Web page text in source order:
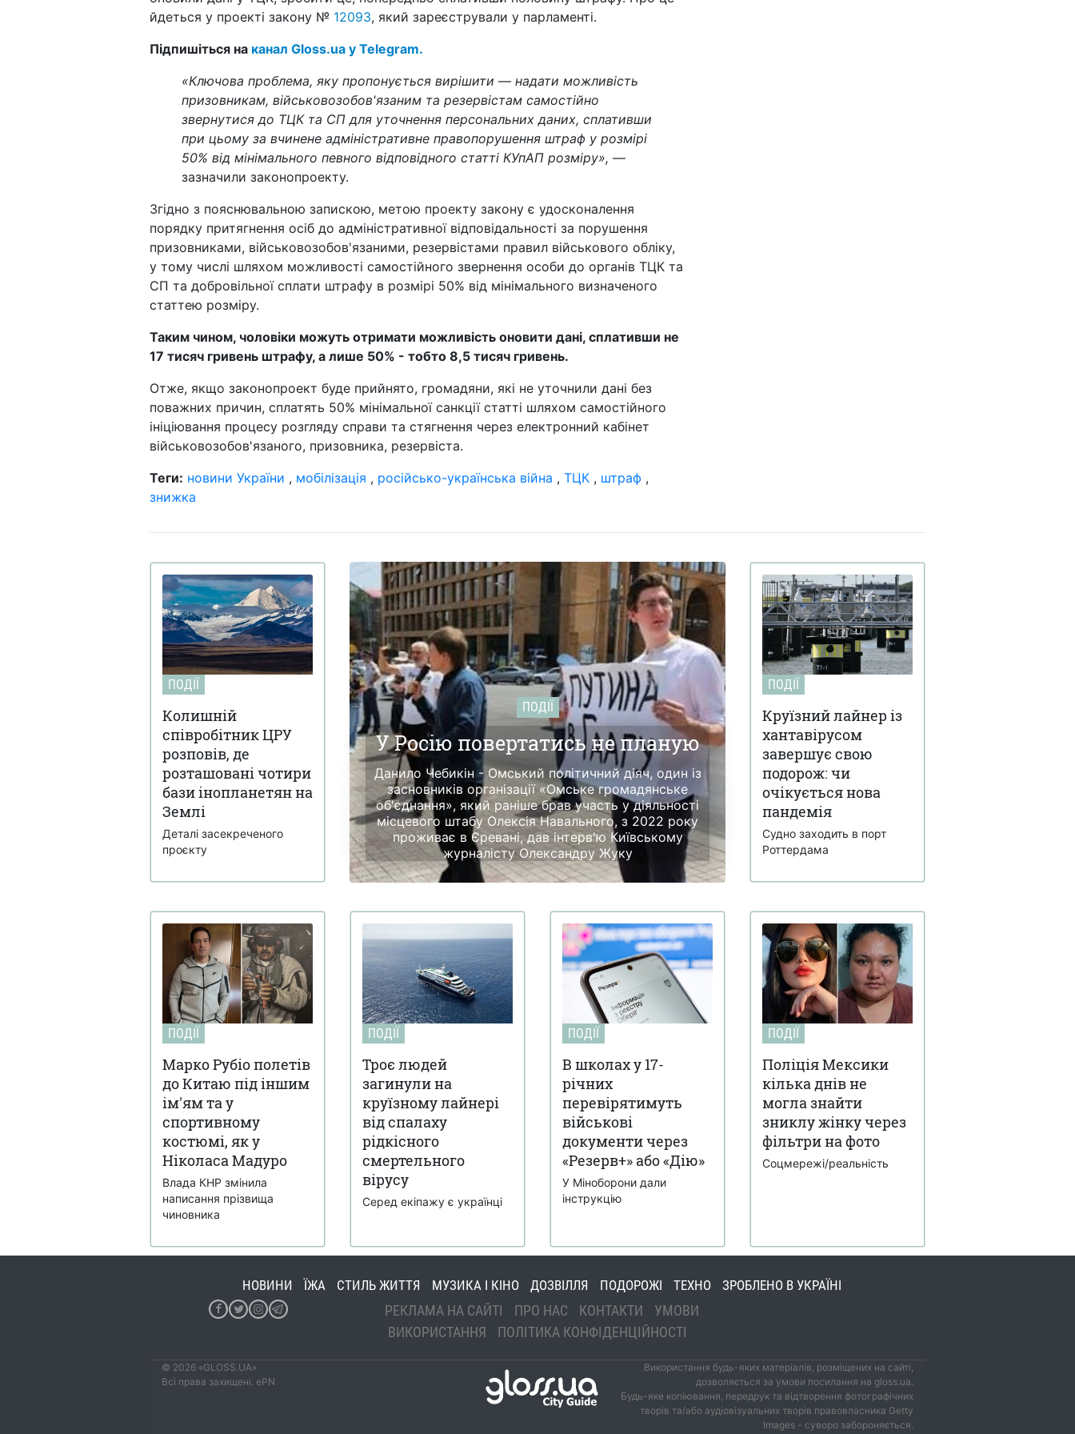
йдеться у проекті закону № 12093, який зареєстрували у парламенті.
Підпишіться на канал Gloss.ua у Telegram.
«Ключова проблема, яку пропонується вирішити — надати можливість
призовникам, військовозобов'язаним та резервістам самостійно
звернутися до ТЦК та СП для уточнення персональних даних, сплативши
при цьому за вчинене адміністративне правопорушення штраф у розмірі
50% від мінімального певного відповідного статті КУпАП розміру», —
зазначили законопроекту.
Згідно з пояснювальною запискою, метою проекту закону є удосконалення
порядку притягнення осіб до адміністративної відповідальності за порушення
призовниками, військовозобов'язаними, резервістами правил військового обліку,
у тому числі шляхом можливості самостійного звернення особи до органів ТЦК та
СП та добровільної сплати штрафу в розмірі 50% від мінімального визначеного
статтею розміру.
Таким чином, чоловіки можуть отримати можливість оновити дані, сплативши не
17 тисяч гривень штрафу, а лише 50% - тобто 8,5 тисяч гривень.
Отже, якщо законопроект буде прийнято, громадяни, які не уточнили дані без
поважних причин, сплатять 50% мінімальної санкції статті шляхом самостійного
ініціювання процесу розгляду справи та стягнення через електронний кабінет
військовозобов'язаного, призовника, резервіста.
Теги: новини України , мобілізація , російсько-українська війна , ТЦК , штраф ,
знижка
FT розкрили подробиці
до вбивства іранського лідера Алі
Хаменеї
Українка з Броварів
листувалася з Джеффрі Епштейном і
підбирала дівчат для нього
ПОДІЇ
Колишній
співробітник ЦРУ
розповів, де
розташовані чотири
бази інопланетян на
Землі
Деталі засекреченого
проєкту
ПОДІЇ
У Росію повертатись не планую
Данило Чебикін - Омський політичний діяч, один із
засновників організації «Омське громадянське
об'єднання», який раніше брав участь у діяльності
місцевого штабу Олексія Навального, з 2022 року
проживає в Єревані, дав інтерв'ю Київському
журналісту Олександру Жуку
ПОДІЇ
Круїзний лайнер із
хантавірусом
завершує свою
подорож: чи
очікується нова
пандемія
Судно заходить в порт
Роттердама
ПОДІЇ
Марко Рубіо полетів
до Китаю під іншим
ім'ям та у
спортивному
костюмі, як у
Ніколаса Мадуро
Влада КНР змінила
написання прізвища
чиновника
ПОДІЇ
Троє людей
загинули на
круїзному лайнері
від спалаху
рідкісного
смертельного
вірусу
Серед екіпажу є українці
ПОДІЇ
В школах у 17-
річних
перевірятимуть
військові
документи через
«Резерв+» або «Дію»
У Міноборони дали
інструкцію
ПОДІЇ
Поліція Мексики
кілька днів не
могла знайти
зниклу жінку через
фільтри на фото
Соцмережі/реальність
НОВИНИ ЇЖА СТИЛЬ ЖИТТЯ МУЗИКА І КІНО ДОЗВІЛЛЯ ПОДОРОЖІ ТЕХНО ЗРОБЛЕНО В УКРАЇНІ
РЕКЛАМА НА САЙТІ ПРО НАС КОНТАКТИ
УМОВИ
ВИКОРИСТАННЯ
ПОЛІТИКА КОНФІДЕНЦІЙНОСТІ
© 2026 «GLOSS.UA»
Всі права захищені. ePN
Використання будь-яких матеріалів, розміщених на сайті,
дозволяється за умови посилання на gloss.ua.
Будь-яке копіювання, передрук та відтворення фотографічних
творів та/або аудіовізуальних творів правовласника Getty
Images - суворо забороняється.